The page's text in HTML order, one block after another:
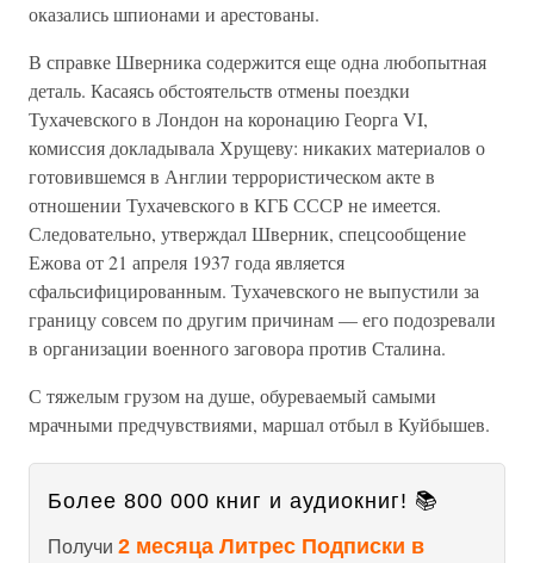
оказались шпионами и арестованы.
В справке Шверника содержится еще одна любопытная
деталь. Касаясь обстоятельств отмены поездки
Тухачевского в Лондон на коронацию Георга VI,
комиссия докладывала Хрущеву: никаких материалов о
готовившемся в Англии террористическом акте в
отношении Тухачевского в КГБ СССР не имеется.
Следовательно, утверждал Шверник, спецсообщение
Ежова от 21 апреля 1937 года является
сфальсифицированным. Тухачевского не выпустили за
границу совсем по другим причинам — его подозревали
в организации военного заговора против Сталина.
С тяжелым грузом на душе, обуреваемый самыми
мрачными предчувствиями, маршал отбыл в Куйбышев.
Более 800 000 книг и аудиокниг! 📚
Получи 2 месяца Литрес Подписки в